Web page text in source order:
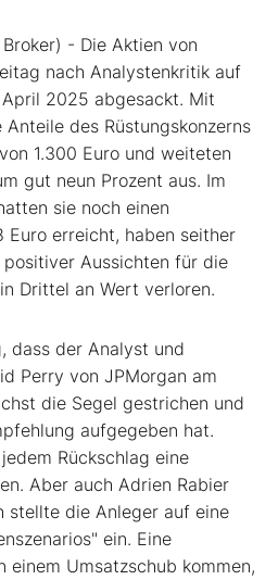
- Die Aktien von
nach Analystenkritik auf
2025 abgesackt. Mit
Anteile des Rüstungskonzerns
1.300 Euro und weiteten
gut neun Prozent aus. Im
sie noch einen
erreicht, haben seither
Aussichten für die
Drittel an Wert verloren.
dass der Analyst und
Perry von JPMorgan am
die Segel gestrichen und
aufgegeben hat.
Rückschlag eine
Aber auch Adrien Rabier
stellte die Anleger auf eine
ein. Eine
einem Umsatzschub kommen,